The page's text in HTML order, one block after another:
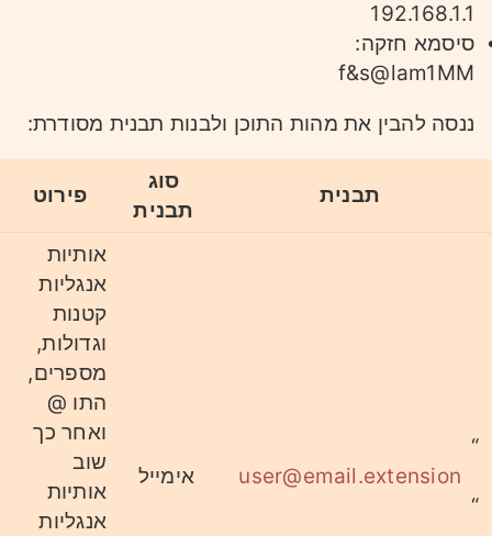
192.168.1.1
סיסמא חזקה:
f&s@lam1MM
ננסה להבין את מהות התוכן ולבנות תבנית מסודרת:
תבנית
סוג
תבנית
פירוט
“
user@email.extension
“
אימייל
אותיות
אנגליות
קטנות
וגדולות,
מספרים,
התו @
ואחר כך
שוב
אותיות
אנגליות